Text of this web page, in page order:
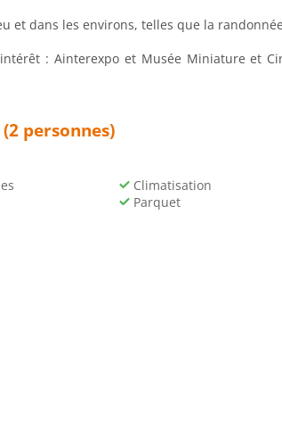
et dans les environs, telles que la
: Ainterexpo et Musée Miniature et
personnes)
Climatisation
Parquet